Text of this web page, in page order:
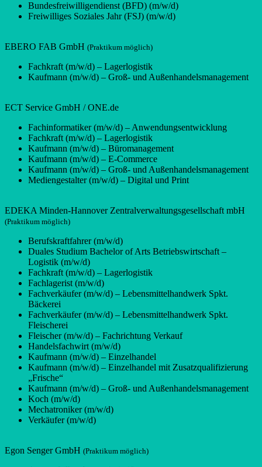
Bundesfreiwilligendienst (BFD) (m/w/d)
Freiwilliges Soziales Jahr (FSJ) (m/w/d)
EBERO FAB GmbH (Praktikum möglich)
Fachkraft (m/w/d) – Lagerlogistik
Kaufmann (m/w/d) – Groß- und Außenhandelsmanagement
ECT Service GmbH / ONE.de
Fachinformatiker (m/w/d) – Anwendungsentwicklung
Fachkraft (m/w/d) – Lagerlogistik
Kaufmann (m/w/d) – Büromanagement
Kaufmann (m/w/d) – E-Commerce
Kaufmann (m/w/d) – Groß- und Außenhandelsmanagement
Mediengestalter (m/w/d) – Digital und Print
EDEKA Minden-Hannover Zentralverwaltungsgesellschaft mbH
(Praktikum möglich)
Berufskraftfahrer (m/w/d)
Duales Studium Bachelor of Arts Betriebswirtschaft –
Logistik (m/w/d)
Fachkraft (m/w/d) – Lagerlogistik
Fachlagerist (m/w/d)
Fachverkäufer (m/w/d) – Lebensmittelhandwerk Spkt.
Bäckerei
Fachverkäufer (m/w/d) – Lebensmittelhandwerk Spkt.
Fleischerei
Fleischer (m/w/d) – Fachrichtung Verkauf
Handelsfachwirt (m/w/d)
Kaufmann (m/w/d) – Einzelhandel
Kaufmann (m/w/d) – Einzelhandel mit Zusatzqualifizierung
„Frische“
Kaufmann (m/w/d) – Groß- und Außenhandelsmanagement
Koch (m/w/d)
Mechatroniker (m/w/d)
Verkäufer (m/w/d)
Egon Senger GmbH (Praktikum möglich)